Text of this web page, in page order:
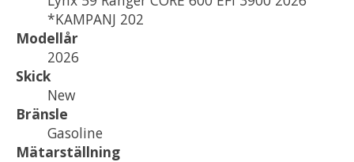
*KAMPANJ 202
Modellår
2026
Skick
New
Bränsle
Gasoline
Mätarställning